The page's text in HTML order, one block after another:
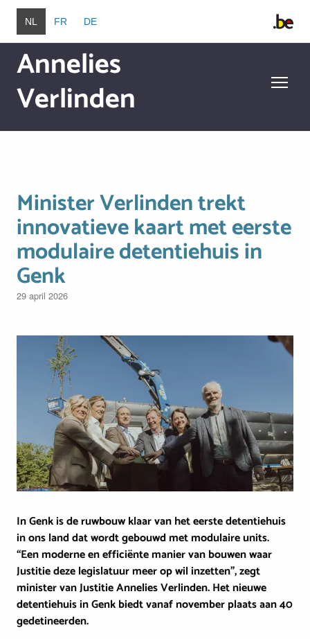
Overslaan en naar de inhoud gaan
NL FR DE
Annelies
Verlinden
Minister Verlinden trekt
innovatieve kaart met eerste
modulaire detentiehuis in
Genk
29 april 2026
In Genk is de ruwbouw klaar van het eerste detentiehuis
in ons land dat wordt gebouwd met modulaire units.
“Een moderne en efficiënte manier van bouwen waar
Justitie deze legislatuur meer op wil inzetten”, zegt
minister van Justitie Annelies Verlinden. Het nieuwe
detentiehuis in Genk biedt vanaf november plaats aan 40
gedetineerden.